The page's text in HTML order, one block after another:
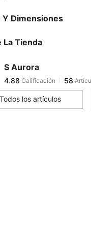
Y Dimensiones
La Tienda
S Aurora
4.88
l***7pagó Hace 1 día
4.88
Todos los artículos